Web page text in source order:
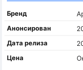
Бренд
Анонсирован
Дата релиза
Цена